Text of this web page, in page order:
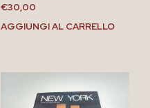
€30,00
AGGIUNGI AL CARRELLO